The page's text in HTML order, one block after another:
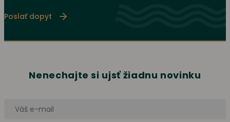
Poslať dopyt
Nenechajte si ujsť žiadnu novinku